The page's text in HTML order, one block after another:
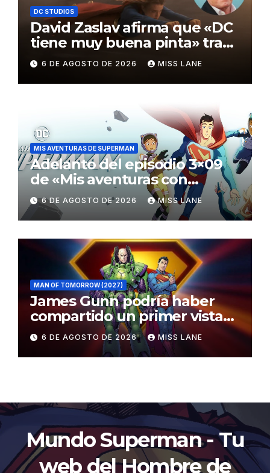
DC STUDIOS
David Zaslav afirma que «DC
tiene muy buena pinta» tras
el fracaso de «Supergirl»
6 DE AGOSTO DE 2026 MISS LANE
MIS AVENTURAS DE SUPERMAN
Adelanto del episodio 3×09
de «Mis aventuras con
Superman»
6 DE AGOSTO DE 2026 MISS LANE
MAN OF TOMORROW (2027)
James Gunn podría haber
compartido un primer vistazo
al traje de Brainiac
6 DE AGOSTO DE 2026 MISS LANE
Mundo Superman - Tu
web del Hombre de